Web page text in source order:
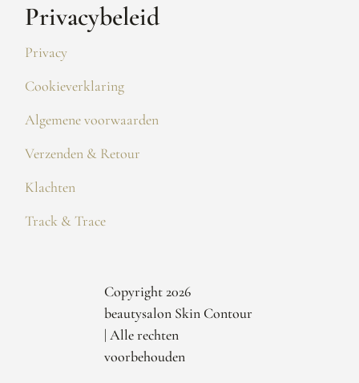
Privacybeleid
Privacy
Cookieverklaring
Algemene voorwaarden
Verzenden & Retour
Klachten
Track & Trace
Copyright 2026
beautysalon Skin Contour
| Alle rechten
voorbehouden